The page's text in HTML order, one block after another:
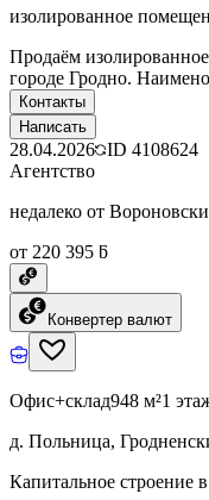
изолированное
Продаём
городе Гродно.
Контакты
Написать
28.04.2026 ID 4108624
Агентство
недалеко от
от 220 395 ƃ
Конвертер валют
Офис+склад948 м²1
д. Польница,
Капитальное строение